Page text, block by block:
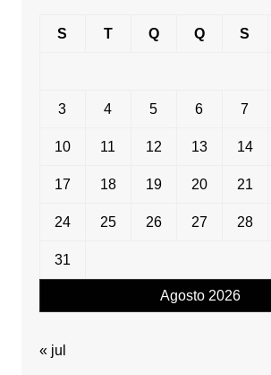
Agosto 2026
S T Q Q S
3 4 5 6 7
10 11 12 13 14
17 18 19 20 21
24 25 26 27 28
31
« jul